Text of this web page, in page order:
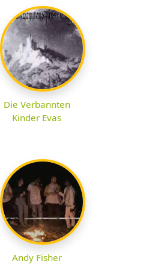
Die Verbannten
Kinder Evas
Andy Fisher